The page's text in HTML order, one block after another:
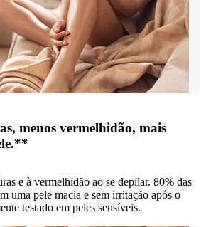
menos vermelhidão, mais
e à vermelhidão ao se depilar. 80% das
uma pele macia e sem irritação após o
testado em peles sensíveis.